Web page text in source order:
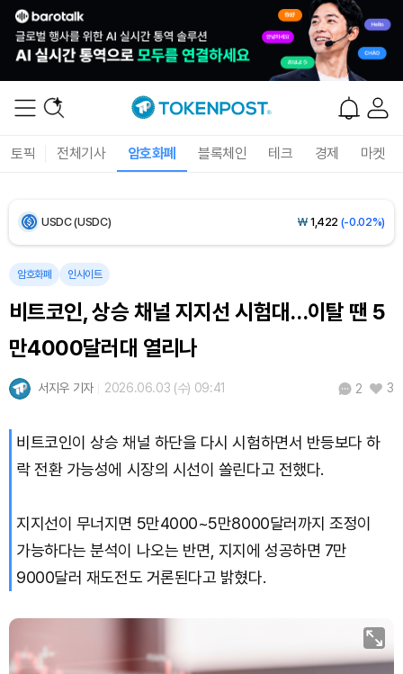
토픽 전체기사 암호화폐 블록체인 테크 경제 마켓
Bitcoin (BTC) ₩92,091,466(+0.48%)
USDC (USDC) ₩ 1,422 (-0.02%)
XRP (XRP)
Solana (SOL) ₩ 104,394(-0.65%)
TRON (TRX)
Dogecoin (DOGE) ₩98.14(-1.25%)
암호화폐 인사이트
비트코인, 상승 채널 지지선 시험대…이탈 땐 5
만4000달러대 열리나
서지우 기자 2026.06.03 (수) 09:41 2 3
비트코인이 상승 채널 하단을 다시 시험하면서 반등보다 하
락 전환 가능성에 시장의 시선이 쏠린다고 전했다.
지지선이 무너지면 5만4000~5만8000달러까지 조정이
가능하다는 분석이 나오는 반면, 지지에 성공하면 7만
9000달러 재도전도 거론된다고 밝혔다.